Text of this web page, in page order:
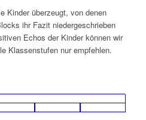
Kinder überzeugt, von denen
ihr Fazit niedergeschrieben
Echos der Kinder können wir
Klassenstufen nur empfehlen.